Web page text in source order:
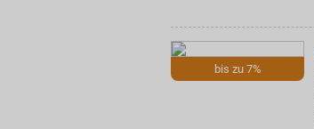
bis zu 7%